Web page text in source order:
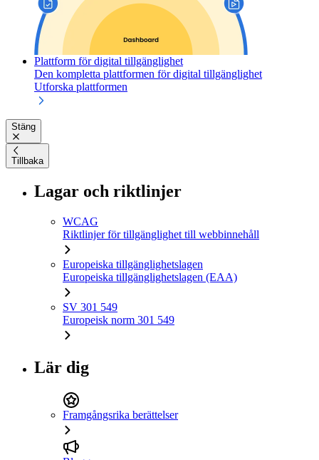
Plattform för digital tillgänglighet
Den kompletta plattformen för digital tillgänglighet
Utforska plattformen
Stäng
Tillbaka
Lagar och riktlinjer
WCAG
Riktlinjer för tillgänglighet till webbinnehåll
Europeiska tillgänglighetslagen
Europeiska tillgänglighetslagen (EAA)
SV 301 549
Europeisk norm 301 549
Lär dig
Framgångsrika berättelser